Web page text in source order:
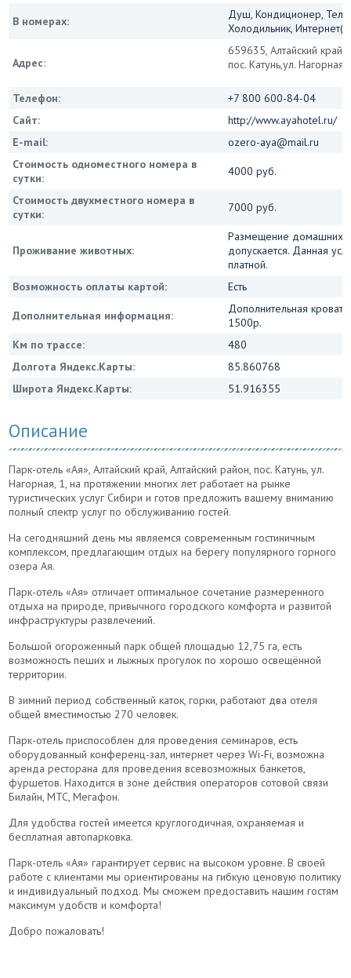
В номерах:
Душ, Кондиционер,
Холодильник,
Адрес:
659635, Алтайский край,
пос. Катунь,ул. Нагорная,
Телефон:
+7 800 600-84-04
Сайт:
http://www.ayahotel.ru/
E-mail:
ozero-aya@mail.ru
Стоимость одноместного номера в
сутки:
4000 руб.
Стоимость двухместного номера в
сутки:
7000 руб.
Проживание животных:
Размещение домашних
допускается. Данная
платной.
Возможность оплаты картой:
Есть
Дополнительная информация:
Дополнительная
1500р.
Км по трассе:
480
Долгота Яндекс.Карты:
85.860768
Широта Яндекс.Карты:
51.916355
Описание
Парк-отель «Ая», Алтайский край, Алтайский район, пос. Катунь, ул.
Нагорная, 1, на протяжении многих лет работает на рынке
туристических услуг Сибири и готов предложить вашему вниманию
полный спектр услуг по обслуживанию гостей.
На сегодняшний день мы являемся современным гостиничным
комплексом, предлагающим отдых на берегу популярного горного
озера Ая.
Парк-отель «Ая» отличает оптимальное сочетание размеренного
отдыха на природе, привычного городского комфорта и развитой
инфраструктуры развлечений.
Большой огороженный парк общей площадью 12,75 га, есть
возможность пеших и лыжных прогулок по хорошо освещённой
территории.
В зимний период собственный каток, горки, работают два отеля
общей вместимостью 270 человек.
Парк-отель приспособлен для проведения семинаров, есть
оборудованный конференц-зал, интернет через Wi-Fi, возможна
аренда ресторана для проведения всевозможных банкетов,
фуршетов. Находится в зоне действия операторов сотовой связи
Билайн, МТС, Мегафон.
Для удобства гостей имеется круглогодичная, охраняемая и
бесплатная автопарковка.
Парк-отель «Ая» гарантирует сервис на высоком уровне. В своей
работе с клиентами мы ориентированы на гибкую ценовую политику
и индивидуальный подход. Мы сможем предоставить нашим гостям
максимум удобств и комфорта!
Добро пожаловать!